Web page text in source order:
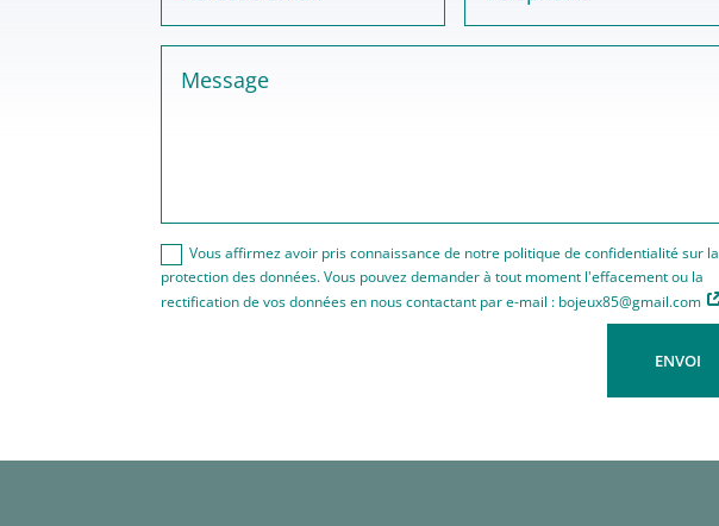
Vous affirmez avoir pris connaissance de notre politique de confidentialité sur la
protection des données. Vous pouvez demander à tout moment l'effacement ou la
rectification de vos données en nous contactant par e-mail : bojeux85@gmail.com
ENVOI